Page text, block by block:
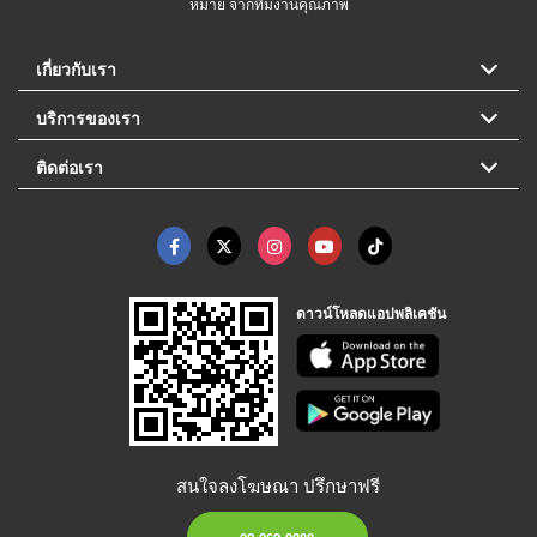
เกี่ยวกับเรา
บริการของเรา
ติดต่อเรา
ดาวน์โหลดแอปพลิเคชัน
สนใจลงโฆษณา ปรึกษาฟรี